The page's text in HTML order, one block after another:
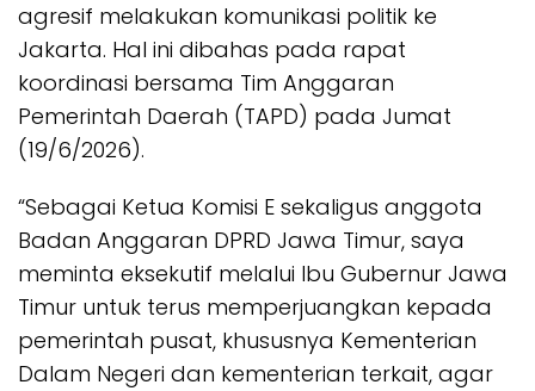
agresif melakukan komunikasi politik ke
Jakarta. Hal ini dibahas pada rapat
koordinasi bersama Tim Anggaran
Pemerintah Daerah (TAPD) pada Jumat
(19/6/2026).
“Sebagai Ketua Komisi E sekaligus anggota
Badan Anggaran DPRD Jawa Timur, saya
meminta eksekutif melalui Ibu Gubernur Jawa
Timur untuk terus memperjuangkan kepada
pemerintah pusat, khususnya Kementerian
Dalam Negeri dan kementerian terkait, agar